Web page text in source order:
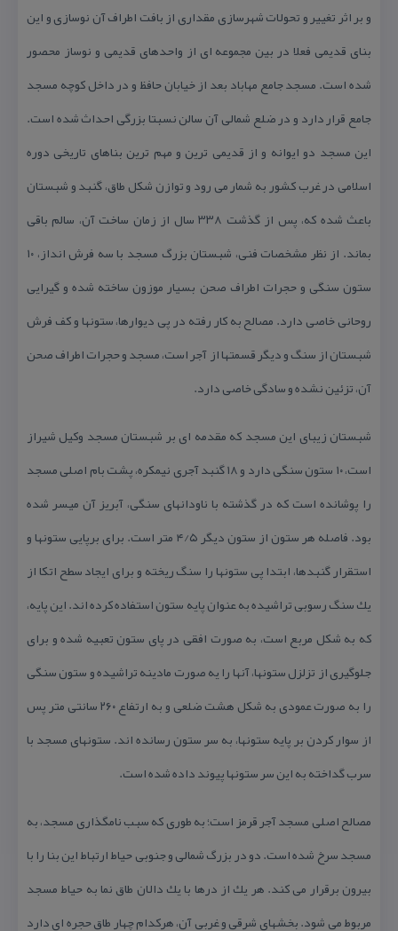
و بر اثر تغییر و تحولات شهرسازی مقداری از بافت اطراف آن نوسازی و این
بنای قدیمی فعلا در بین مجموعه ای از واحدهای قدیمی و نوساز محصور
شده است. مسجد جامع مهاباد بعد از خیابان حافظ و در داخل كوچه مسجد
جامع قرار دارد و در ضلع شمالی آن سالن نسبتا بزرگی احداث شده است.
این مسجد دو ایوانه و از قدیمی ترین و مهم ترین بناهای تاریخی دوره
اسلامی در غرب كشور به شمار می رود و توازن شكل طاق، گنبد و شبستان
باعث شده كه، پس از گذشت ۳۳۸ سال از زمان ساخت آن، سالم باقی
بماند. از نظر مشخصات فنی، شبستان بزرگ مسجد با سه فرش انداز، ۱۰
ستون سنگی و حجرات اطراف صحن بسیار موزون ساخته شده و گیرایی
روحانی خاصی دارد. مصالح به كار رفته در پی دیوارها، ستونها و كف فرش
شبستان از سنگ و دیگر قسمتها از آجر است، مسجد و حجرات اطراف صحن
آن، تزئین نشده و سادگی خاصی دارد.
شبستان زیبای این مسجد كه مقدمه ای بر شبستان مسجد وكیل شیراز
است، ۱۰ ستون سنگی دارد و ۱۸ گنبد آجری نیمكره، پشت بام اصلی مسجد
را پوشانده است كه در گذشته با ناودانهای سنگی، آبریز آن میسر شده
بود. فاصله هر ستون از ستون دیگر ۴/۵ متر است. برای برپایی ستونها و
استقرار گنبدها، ابتدا پی ستونها را سنگ ریخته و برای ایجاد سطح اتكا از
یك سنگ رسوبی تراشیده به عنوان پایه ستون استفاده كرده اند. این پایه،
كه به شكل مربع است، به صورت افقی در پای ستون تعبیه شده و برای
جلوگیری از تزلزل ستونها، آنها را یه صورت مادینه تراشیده و ستون سنگی
را به صورت عمودی به شكل هشت ضلعی و به ارتفاع ۲۶۰ سانتی متر پس
از سوار كردن بر پایه ستونها، به سر ستون رسانده اند. ستونهای مسجد با
سرب گداخته به این سر ستونها پیوند داده شده است.
مصالح اصلی مسجد آجر قرمز است؛ به طوری كه سبب نامگذاری مسجد، به
مسجد سرخ شده است. دو در بزرگ شمالی و جنوبی حیاط ارتباط این بنا را با
بیرون برقرار می كند. هر یك از درها با یك دالان طاق نما به حیاط مسجد
مربوط می شود. بخشهای شرقی و غربی آن، هركدام چهار طاق حجره ای دارد